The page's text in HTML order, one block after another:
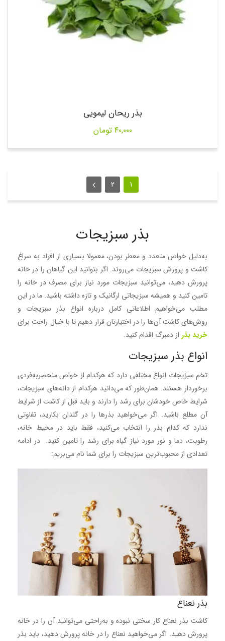
بذر ریحان لیمویی
۴۰,۰۰۰ تومان
1
2
بذر سبزیجات
به‌دلیل خواص متعدد و معطر بودن، معمولا بسیاری از افراد به سراغ
کاشت و پرورش سبزیجات می‌روند. اگر بتوانید این گیاهان را در خانه
پرورش دهید، می‌توانید سبزیجات مورد نیاز برای مصرف در خانه را
تامین کنید و همیشه سبزیجاتی ارگانیک و تازه داشته باشید. ما در این
مطلب می‌خواهیم اطلاعاتی کامل درباره انواع بذر سبزیجات و
روش‌های کاشت آن‌ها را در اختیارتان قرار دهیم تا با خیال راحت برای
خرید بذر از دمبرگ اقدام کنید.
انواع بذر سبزیجات
تخم سبزیجات انواع مختلفی دارد که هرکدام از خواص منحصربه‌فردی
برخوردار هستند. همان‌طور که می‌دانید هرکدام از دانه‌های سبزیجات،
شرایط خاص خودشان برای رشد را دارند و باید قبل از کاشت از شرایط
آن مطلع باشید. اگر می‌خواهید بذرها را در گلدان بکارید، تفاوتی
ندارد که کدام بذر را انتخاب می‌کنید، فقط باید در محیط خانه،
رطوبت، دما و نور مورد نیاز گیاه برای رشد را تامین کنید. در ادامه
تعدادی از محبوب‌ترین سبزیجات را برای شما نام می‌بریم:
بذر نعناع
کاشت بذر نعناع کار سختی نبوده و به‌راحتی می‌توانید آن را در خانه
پرورش دهید. اگر می‌خواهید نعناع را در خانه پرورش دهید، باید بذر